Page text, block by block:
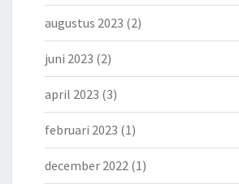
augustus 2023 (2)
juni 2023 (2)
april 2023 (3)
februari 2023 (1)
december 2022 (1)